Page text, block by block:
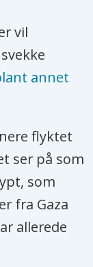
vil
annet
flyktet
ser på som
som
fra Gaza
allerede